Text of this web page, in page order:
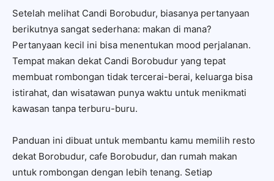
Setelah melihat Candi Borobudur, biasanya pertanyaan
berikutnya sangat sederhana: makan di mana?
Pertanyaan kecil ini bisa menentukan mood perjalanan.
Tempat makan dekat Candi Borobudur yang tepat
membuat rombongan tidak tercerai-berai, keluarga bisa
istirahat, dan wisatawan punya waktu untuk menikmati
kawasan tanpa terburu-buru.
Panduan ini dibuat untuk membantu kamu memilih resto
dekat Borobudur, cafe Borobudur, dan rumah makan
untuk rombongan dengan lebih tenang. Setiap